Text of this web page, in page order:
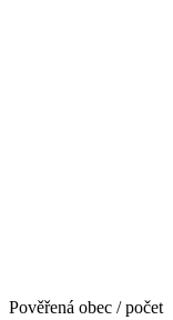
Pověřená obec / počet